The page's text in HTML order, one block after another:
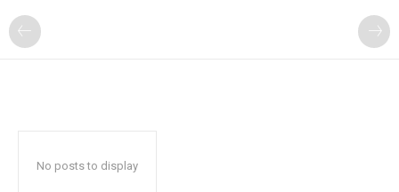
No posts to display